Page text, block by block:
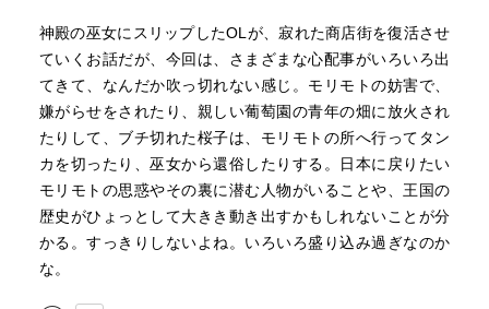
神殿の巫女にスリップしたOLが、寂れた商店街を復活させ
ていくお話だが、今回は、さまざまな心配事がいろいろ出
てきて、なんだか吹っ切れない感じ。モリモトの妨害で、
嫌がらせをされたり、親しい葡萄園の青年の畑に放火され
たりして、ブチ切れた桜子は、モリモトの所へ行ってタン
カを切ったり、巫女から還俗したりする。日本に戻りたい
モリモトの思惑やその裏に潜む人物がいることや、王国の
歴史がひょっとして大きき動き出すかもしれないことが分
かる。すっきりしないよね。いろいろ盛り込み過ぎなのか
な。